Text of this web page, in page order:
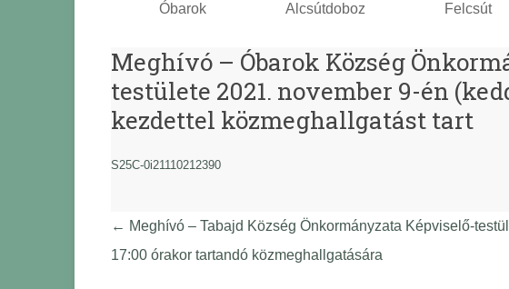
Óbarok Alcsútdoboz Felcsút
Meghívó – Óbarok Község
testülete 2021. november 9-én
kezdettel közmeghallgatást tart
S25C-0i21110212390
← Meghívó – Tabajd Község Önkormányzata Képviselő-
17:00 órakor tartandó közmeghallgatására